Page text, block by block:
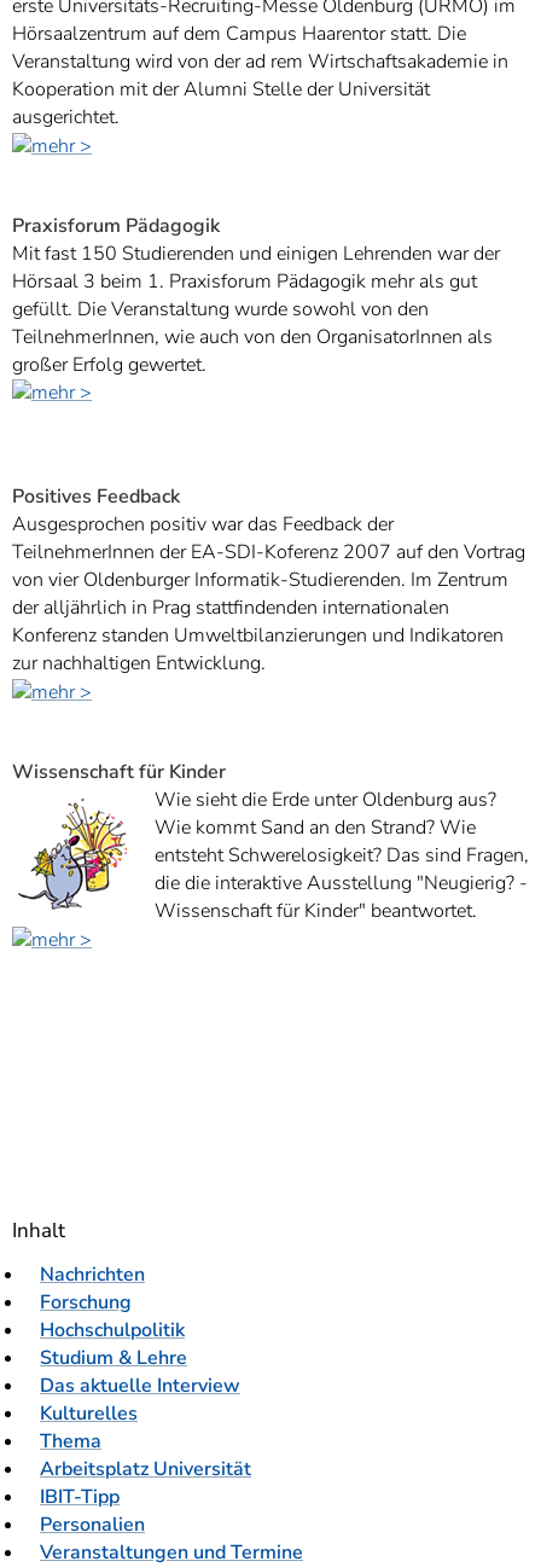
erste Universitäts-Recruiting-Messe Oldenburg (URMO) im
Hörsaalzentrum auf dem Campus Haarentor statt. Die
Veranstaltung wird von der ad rem Wirtschaftsakademie in
Kooperation mit der Alumni Stelle der Universität
ausgerichtet.
Praxisforum Pädagogik
Mit fast 150 Studierenden und einigen Lehrenden war der
Hörsaal 3 beim 1. Praxisforum Pädagogik mehr als gut
gefüllt. Die Veranstaltung wurde sowohl von den
TeilnehmerInnen, wie auch von den OrganisatorInnen als
großer Erfolg gewertet.
Positives Feedback
Ausgesprochen positiv war das Feedback der
TeilnehmerInnen der EA-SDI-Koferenz 2007 auf den Vortrag
von vier Oldenburger Informatik-Studierenden. Im Zentrum
der alljährlich in Prag stattfindenden internationalen
Konferenz standen Umweltbilanzierungen und Indikatoren
zur nachhaltigen Entwicklung.
Wissenschaft für Kinder
Wie sieht die Erde unter Oldenburg aus?
Wie kommt Sand an den Strand? Wie
entsteht Schwerelosigkeit? Das sind Fragen,
die die interaktive Ausstellung "Neugierig? -
Wissenschaft für Kinder" beantwortet.
Inhalt
Nachrichten
Forschung
Hochschulpolitik
Studium & Lehre
Das aktuelle Interview
Kulturelles
Thema
Arbeitsplatz Universität
IBIT-Tipp
Personalien
Veranstaltungen und Termine